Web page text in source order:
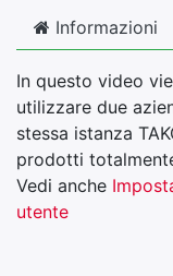
Informazioni
In questo video
utilizzare due
stessa istanza
prodotti
Vedi anche
utente